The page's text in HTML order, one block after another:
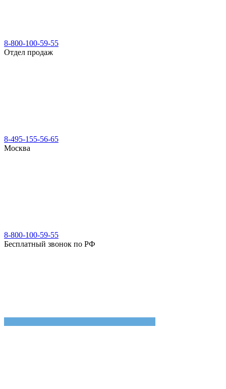
8-800-100-59-55
Отдел продаж
8-495-155-56-65
Москва
8-800-100-59-55
Бесплатный звонок по РФ